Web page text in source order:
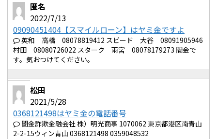
匿名
2022/7/13
09090451404【スマイルローン】はヤミ金ですよ
英和 高橋 08078819412 スピード 大谷 08091905946
村田 08080726022 スターク 雨宮 08078179273 闇金で
す。気おつけてください。
松田
2021/5/28
0368121498はヤミ金の電話番号
闇金詐欺金融会社 株）明光商事 1070062 東京都港区南青山
2-2-15ウィン青山 0368121498 0359048532